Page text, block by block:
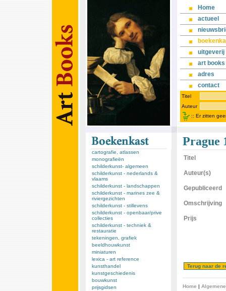
Home
actueel
uitgeverij
art books
adres
contact
Titel
Auteur
:: Er zitten
cartografie, atlassen
monografieën
schilderkunst- algemeen
schilderkunst - nederlands &
vlaams
schilderkunst - landschappen
schilderkunst - marines zee &
riviergezichten
schilderkunst - stillevens
schilderkunst - openbaar/prive
collecties
schilderkunst - techniek &
restauratie
tekeningen, grafiek
beeldhouwkunst
miniaturen
lexica - art reference
kunsthandel
kunstgeschiedenis
bouwkunst
prijsgidsen
Prague
Titel
Auteur(s)
Gepubliceerd
Omschrijving
Prijs
Home |